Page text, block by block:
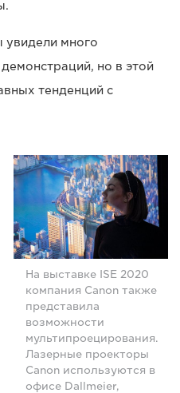
увидели много
но в этой
тенденций с
На выставке ISE 2020
компания Canon также
представила
возможности
мультипроецирования.
Лазерные проекторы
Canon используются в
офисе Dallmeier,